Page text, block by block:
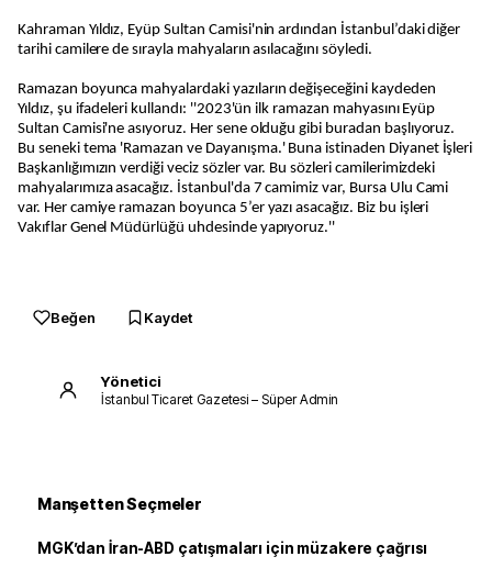
Kahraman Yıldız, Eyüp Sultan Camisi'nin ardından İstanbul’daki diğer
tarihi camilere de sırayla mahyaların asılacağını söyledi.
Ramazan boyunca mahyalardaki yazıların değişeceğini kaydeden
Yıldız, şu ifadeleri kullandı: ''2023'ün ilk ramazan mahyasını Eyüp
Sultan Camisi'ne asıyoruz. Her sene olduğu gibi buradan başlıyoruz.
Bu seneki tema 'Ramazan ve Dayanışma.' Buna istinaden Diyanet İşleri
Başkanlığımızın verdiği veciz sözler var. Bu sözleri camilerimizdeki
mahyalarımıza asacağız. İstanbul'da 7 camimiz var, Bursa Ulu Cami
var. Her camiye ramazan boyunca 5’er yazı asacağız. Biz bu işleri
Vakıflar Genel Müdürlüğü uhdesinde yapıyoruz.''
Beğen Kaydet
Yönetici
İstanbul Ticaret Gazetesi – Süper Admin
Manşetten Seçmeler
MGK’dan İran-ABD çatışmaları için müzakere çağrısı